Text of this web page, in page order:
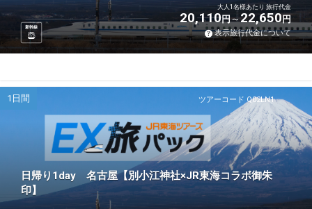
新幹線
大人1名様あたり 旅行代金
20,110円 22,650円
表示旅行代金について
ツアーコード Q02LN1
1日間
日帰り1day 名古屋【別小江神社×JR東海コラボ御朱
印】